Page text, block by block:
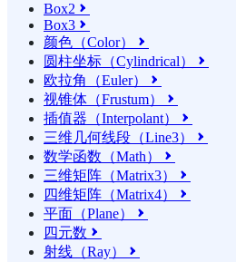
Box2 
Box3 
颜色（Color） 
圆柱坐标（Cylindrical） 
欧拉角（Euler） 
视锥体（Frustum） 
插值器（Interpolant） 
三维几何线段（Line3） 
数学函数（Math） 
三维矩阵（Matrix3） 
四维矩阵（Matrix4） 
平面（Plane） 
四元数 
射线（Ray） 